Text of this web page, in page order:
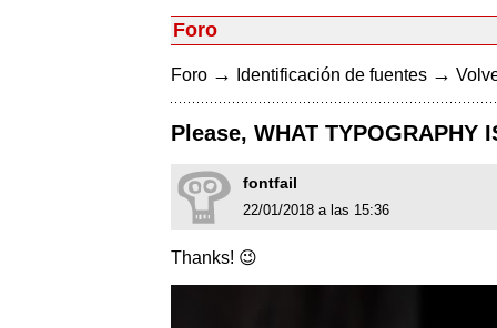
Foro
Foro → Identificación de fuentes →
Please, WHAT TYPOGRAPHY
fontfail
22/01/2018 a las 15:36
Thanks! 😉